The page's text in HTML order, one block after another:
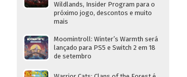
Wildlands, Insider Program para o
próximo jogo, descontos e muito
mais
Moomintroll: Winter’s Warmth será
lançado para PS5 e Switch 2 em 18
de setembro